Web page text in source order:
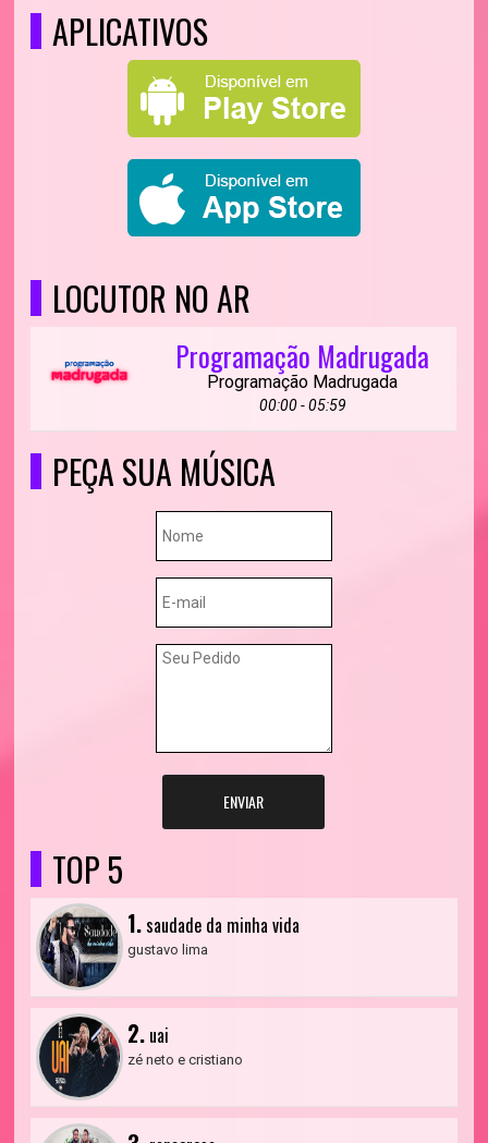
APLICATIVOS
LOCUTOR NO AR
Programação Madrugada
Programação Madrugada
00:00 - 05:59
PEÇA SUA MÚSICA
ENVIAR
TOP 5
1.saudade da minha vida
gustavo lima
2. uai
zé neto e cristiano